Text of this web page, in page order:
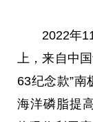
2022年
上，来自 中国
63纪念款”南
海洋磷脂提